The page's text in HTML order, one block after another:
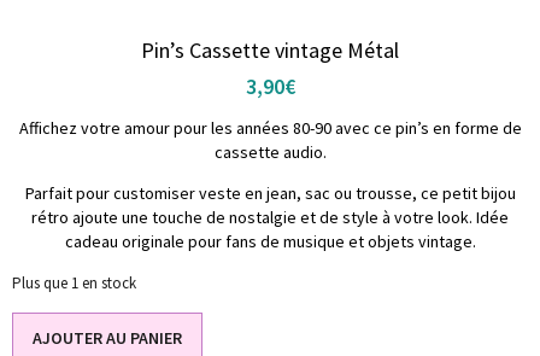
Pin’s Cassette vintage Métal
3,90€
Affichez votre amour pour les années 80-90 avec ce pin’s en forme de
cassette audio.
Parfait pour customiser veste en jean, sac ou trousse, ce petit bijou
rétro ajoute une touche de nostalgie et de style à votre look. Idée
cadeau originale pour fans de musique et objets vintage.
Plus que 1 en stock
AJOUTER AU PANIER